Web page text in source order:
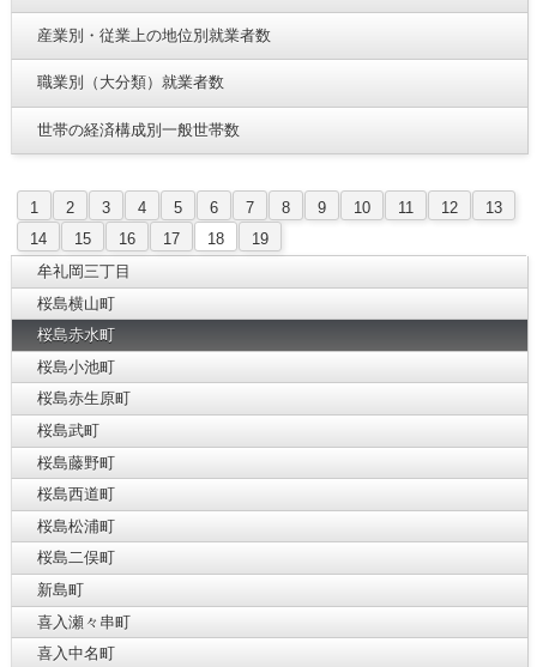
産業別・従業上の地位別就業者数
職業別（大分類）就業者数
世帯の経済構成別一般世帯数
1 2 3 4 5 6 7 8 9 10 11 12
13
14
15 16 17 18
19
牟礼岡三丁目
桜島横山町
桜島赤水町
桜島小池町
桜島赤生原町
桜島武町
桜島藤野町
桜島西道町
桜島松浦町
桜島二俣町
新島町
喜入瀬々串町
喜入中名町